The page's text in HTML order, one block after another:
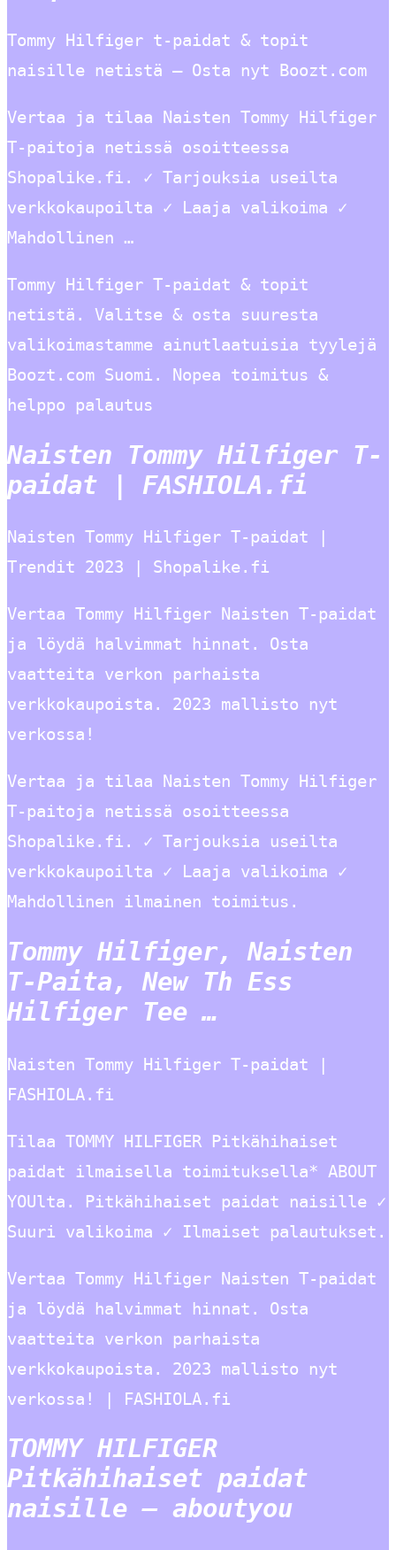
Tommy Hilfiger t-paidat & topit
naisille netistä – Osta nyt Boozt.com
Vertaa ja tilaa Naisten Tommy Hilfiger
T-paitoja netissä osoitteessa
Shopalike.fi. ✓ Tarjouksia useilta
verkkokaupoilta ✓ Laaja valikoima ✓
Mahdollinen …
Tommy Hilfiger T-paidat & topit
netistä. Valitse & osta suuresta
valikoimastamme ainutlaatuisia tyylejä
Boozt.com Suomi. Nopea toimitus &
helppo palautus
Naisten Tommy Hilfiger T-
paidat | FASHIOLA.fi
Naisten Tommy Hilfiger T-paidat |
Trendit 2023 | Shopalike.fi
Vertaa Tommy Hilfiger Naisten T-paidat
ja löydä halvimmat hinnat. Osta
vaatteita verkon parhaista
verkkokaupoista. 2023 mallisto nyt
verkossa!
Vertaa ja tilaa Naisten Tommy Hilfiger
T-paitoja netissä osoitteessa
Shopalike.fi. ✓ Tarjouksia useilta
verkkokaupoilta ✓ Laaja valikoima ✓
Mahdollinen ilmainen toimitus.
Tommy Hilfiger, Naisten
T-Paita, New Th Ess
Hilfiger Tee …
Naisten Tommy Hilfiger T-paidat |
FASHIOLA.fi
Tilaa TOMMY HILFIGER Pitkähihaiset
paidat ilmaisella toimituksella* ABOUT
YOUlta. Pitkähihaiset paidat naisille ✓
Suuri valikoima ✓ Ilmaiset palautukset.
Vertaa Tommy Hilfiger Naisten T-paidat
ja löydä halvimmat hinnat. Osta
vaatteita verkon parhaista
verkkokaupoista. 2023 mallisto nyt
verkossa! | FASHIOLA.fi
TOMMY HILFIGER
Pitkähihaiset paidat
naisille – aboutyou